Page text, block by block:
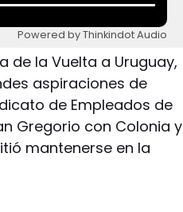
Powered by Thinkindot Audio
de la Vuelta a Uruguay,
aspiraciones de
de Empleados de
Gregorio con Colonia y
mantenerse en la